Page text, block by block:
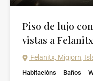
Piso de lujo
vistas a Felanitx
Felanitx, Migjorn,
Habitacións
Baños